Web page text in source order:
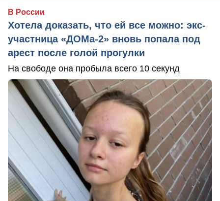
В России
Хотела доказать, что ей все можно: экс-
участница «ДОМа-2» вновь попала под
арест после голой прогулки
На свободе она пробыла всего 10 секунд